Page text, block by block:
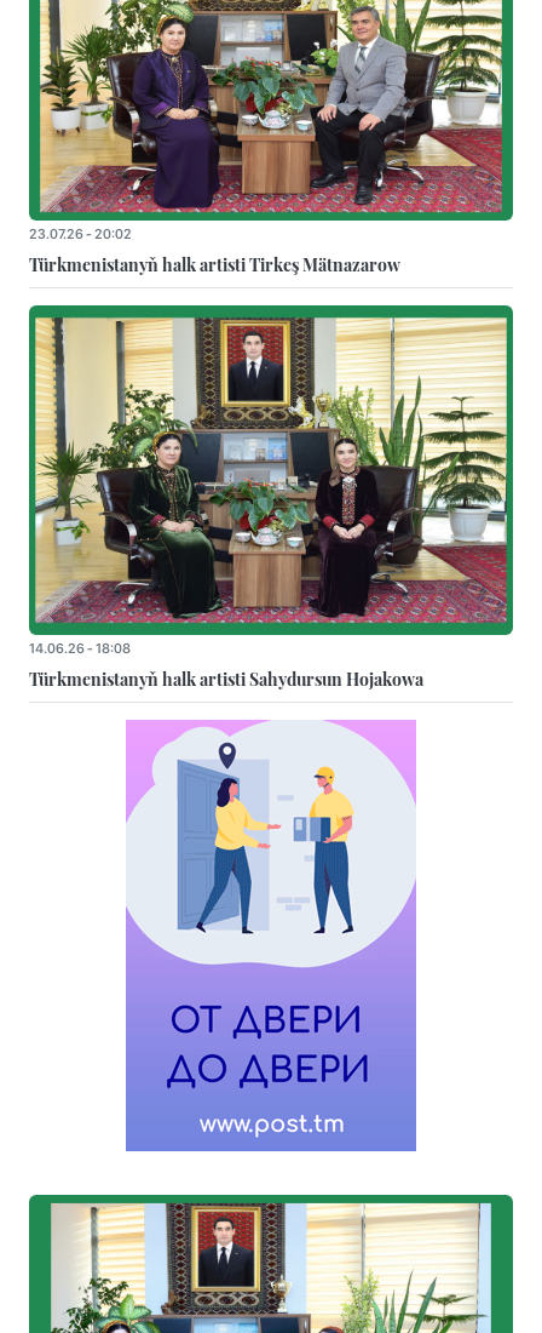
23.07.26 - 20:02
Türkmenistanyň halk artisti Tirkeş Mätnazarow
14.06.26 - 18:08
Türkmenistanyň halk artisti Sahydursun Hojakowa